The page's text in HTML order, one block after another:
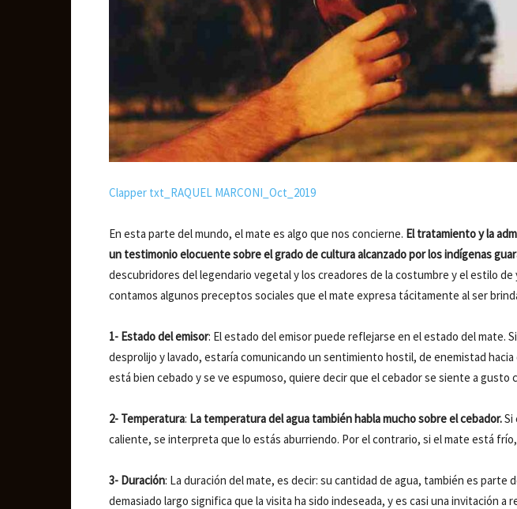
Clapper txt_RAQUEL MARCONI_Oct_2019
En esta parte del mundo, el mate es algo que nos concierne. El tratamiento y la
un testimonio elocuente sobre el grado de cultura alcanzado por los indígenas
descubridores del legendario vegetal y los creadores de la costumbre y el estilo
contamos algunos preceptos sociales que el mate expresa tácitamente al ser
1- Estado del emisor: El estado del emisor puede reflejarse en el estado del mate.
desprolijo y lavado, estaría comunicando un sentimiento hostil, de enemistad hacia
está bien cebado y se ve espumoso, quiere decir que el cebador se siente a gusto
2- Temperatura: La temperatura del agua también habla mucho sobre el cebador.Si
caliente, se interpreta que lo estás aburriendo. Por el contrario, si el mate está
3- Duración: La duración del mate, es decir: su cantidad de agua, también es parte
demasiado largo significa que la visita ha sido indeseada, y es casi una invitación a